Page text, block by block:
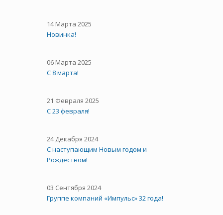
14 Марта 2025
Новинка!
06 Марта 2025
С 8 марта!
21 Февраля 2025
С 23 февраля!
24 Декабря 2024
С наступающим Новым годом и
Рождеством!
03 Сентября 2024
Группе компаний «Импульс» 32 года!